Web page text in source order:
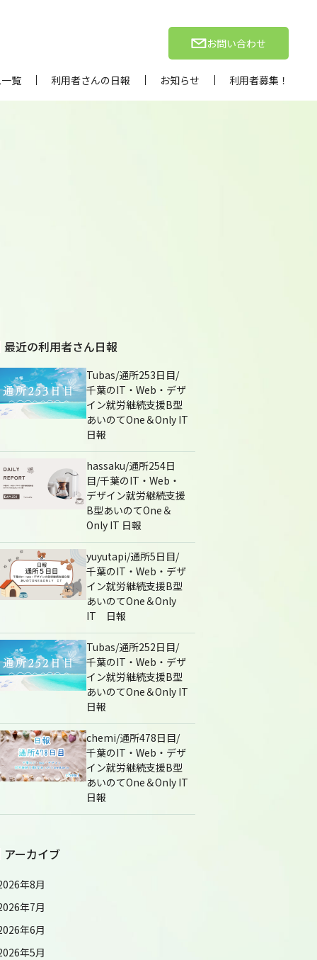
お問い合わせ
覧 利用者さんの日報 お知らせ 利用者募集！
最近の利用者さん日報
Tubas/通所253日目/
千葉のIT・Web・デザ
イン就労継続支援B型
あいのてOne＆Only IT
日報
hassaku/通所254日
目/千葉のIT・Web・
デザイン就労継続支援
B型あいのてOne＆
Only IT 日報
yuyutapi/通所5日目/
千葉のIT・Web・デザ
イン就労継続支援B型
あいのてOne＆Only
IT 日報
Tubas/通所252日目/
千葉のIT・Web・デザ
イン就労継続支援B型
あいのてOne＆Only IT
日報
chemi/通所478日目/
千葉のIT・Web・デザ
イン就労継続支援B型
あいのてOne＆Only IT
日報
アーカイブ
年8月
年7月
年6月
年5月